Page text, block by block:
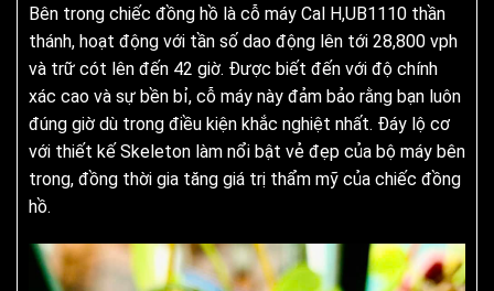
Bên trong chiếc đồng hồ là cỗ máy Cal H,UB1110 thần
thánh, hoạt động với tần số dao động lên tới 28,800 vph
và trữ cót lên đến 42 giờ. Được biết đến với độ chính
xác cao và sự bền bỉ, cỗ máy này đảm bảo rằng bạn luôn
đúng giờ dù trong điều kiện khắc nghiệt nhất. Đáy lộ cơ
với thiết kế Skeleton làm nổi bật vẻ đẹp của bộ máy bên
trong, đồng thời gia tăng giá trị thẩm mỹ của chiếc đồng
hồ.